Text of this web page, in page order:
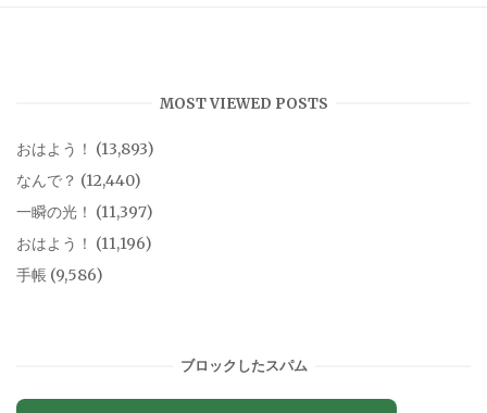
MOST VIEWED POSTS
おはよう！ (13,893)
なんで？ (12,440)
一瞬の光！ (11,397)
おはよう！ (11,196)
手帳 (9,586)
ブロックしたスパム